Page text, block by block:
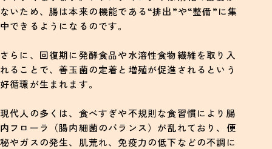
ないため、腸は本来の機能である“排出”や“整備”に集
中できるようになるのです。
さらに、回復期に発酵食品や水溶性食物繊維を取り入
れることで、善玉菌の定着と増殖が促進されるという
好循環が生まれます。
現代人の多くは、食べすぎや不規則な食習慣により腸
内フローラ（腸内細菌のバランス）が乱れており、便
秘やガスの発生、肌荒れ、免疫力の低下などの不調に